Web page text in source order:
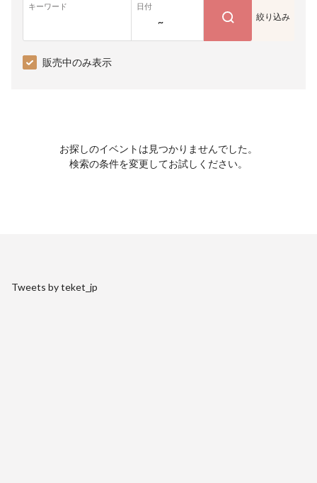
キーワード 日付
~ 絞り込み
販売中のみ表示
お探しのイベントは見つかりませんでした。
検索の条件を変更してお試しください。
Tweets by teket_jp